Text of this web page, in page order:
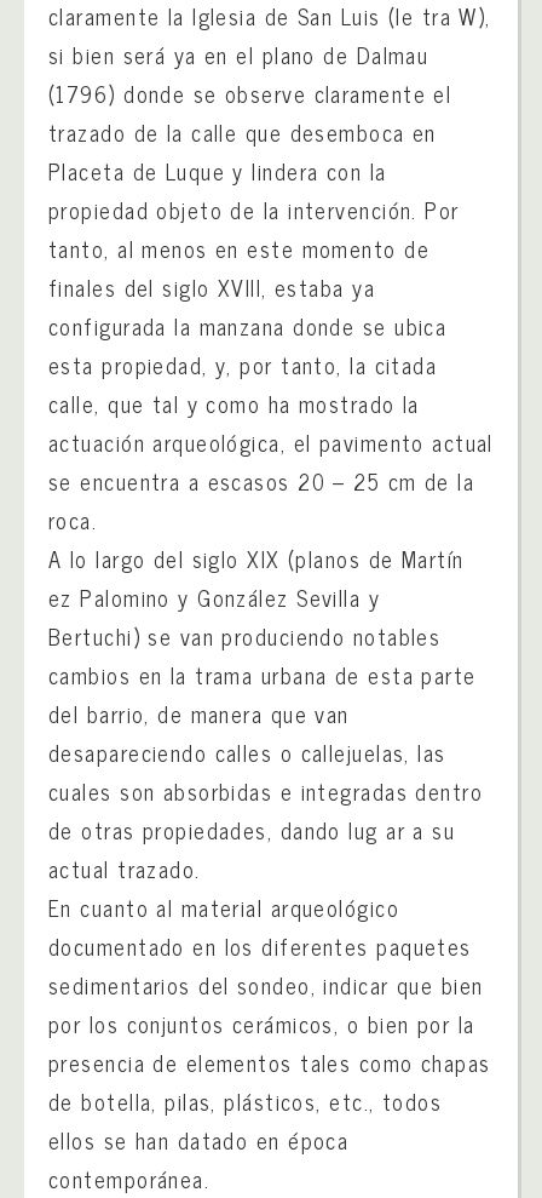
claramente la Iglesia de San Luis (le tra W),
si bien será ya en el plano de Dalmau
(1796) donde se observe claramente el
trazado de la calle que desemboca en
Placeta de Luque y lindera con la
propiedad objeto de la intervención. Por
tanto, al menos en este momento de
finales del siglo XVIII, estaba ya
configurada la manzana donde se ubica
esta propiedad, y, por tanto, la citada
calle, que tal y como ha mostrado la
actuación arqueológica, el pavimento actual
se encuentra a escasos 20 – 25 cm de la
roca.
A lo largo del siglo XIX (planos de Martín
ez Palomino y González Sevilla y
Bertuchi) se van produciendo notables
cambios en la trama urbana de esta parte
del barrio, de manera que van
desapareciendo calles o callejuelas, las
cuales son absorbidas e integradas dentro
de otras propiedades, dando lug ar a su
actual trazado.
En cuanto al material arqueológico
documentado en los diferentes paquetes
sedimentarios del sondeo, indicar que bien
por los conjuntos cerámicos, o bien por la
presencia de elementos tales como chapas
de botella, pilas, plásticos, etc., todos
ellos se han datado en época
contemporánea.